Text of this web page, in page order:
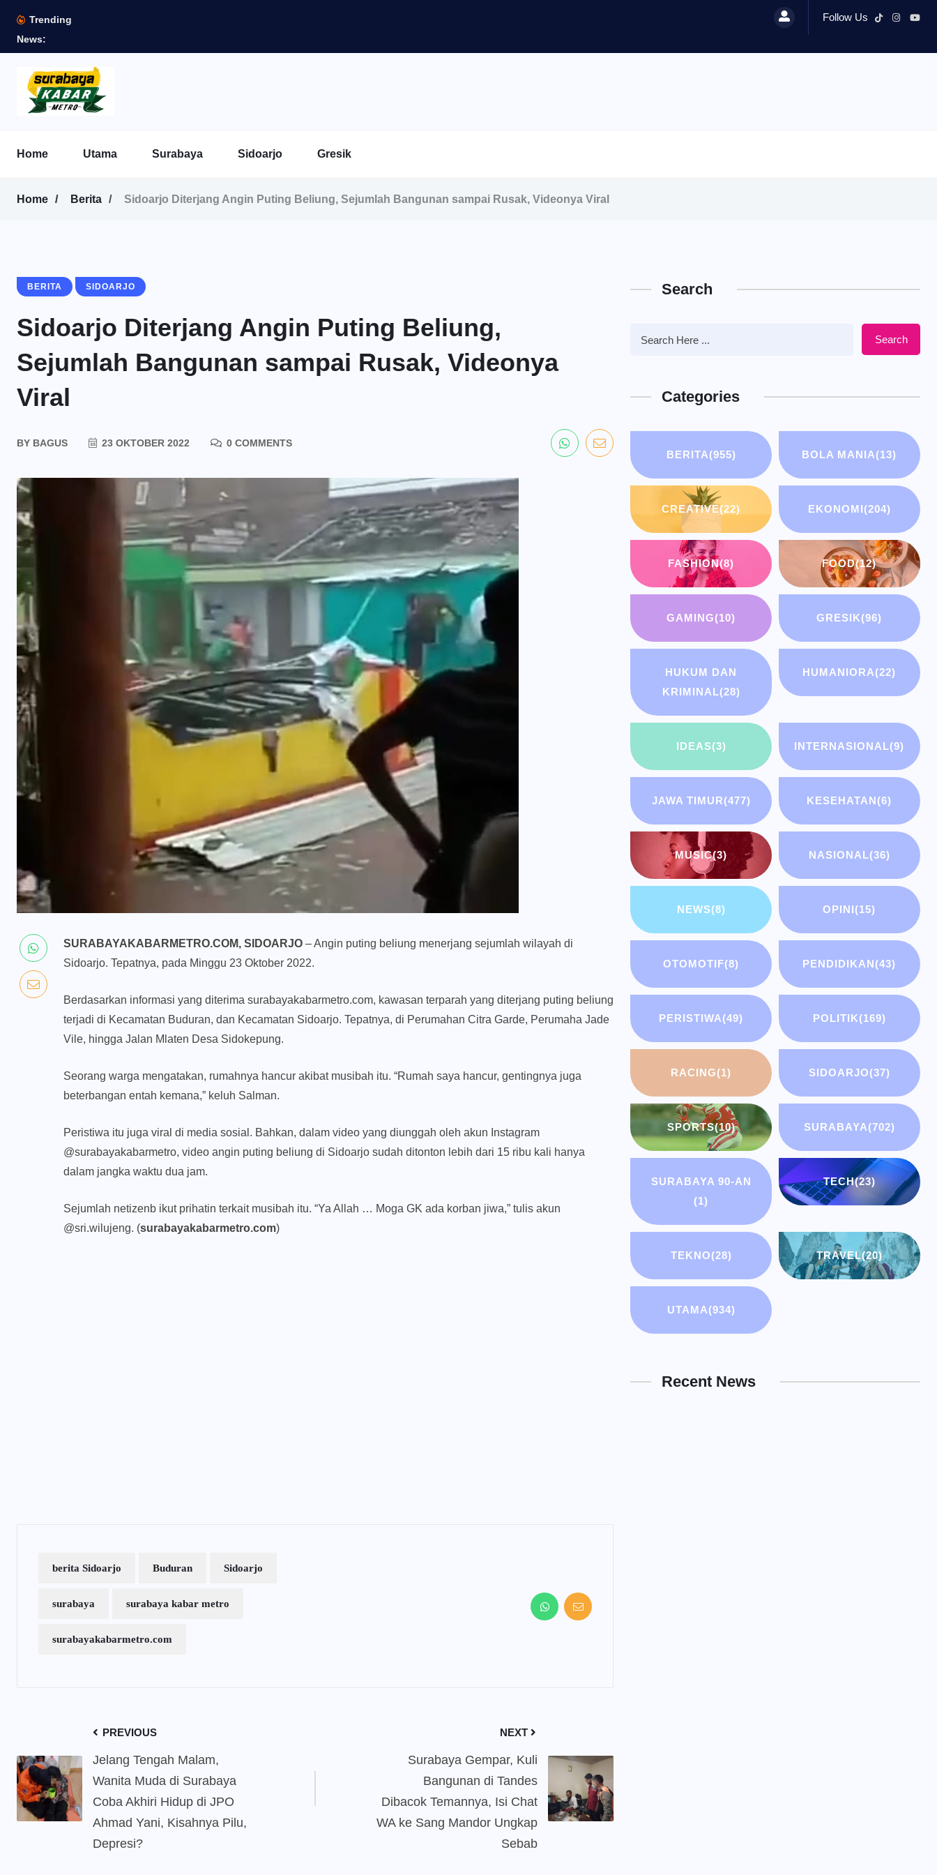
Trending
News:
Follow Us
Home Utama Surabaya Sidoarjo Gresik
Home Berita Sidoarjo Diterjang Angin Puting Beliung, Sejumlah Bangunan sampai Rusak, Videonya Viral
BERITA SIDOARJO
Sidoarjo Diterjang Angin Puting Beliung,
Sejumlah Bangunan sampai Rusak, Videonya
Viral
BY BAGUS 23 OKTOBER 2022 0 COMMENTS
SURABAYAKABARMETRO.COM, SIDOARJO – Angin puting beliung menerjang sejumlah wilayah di
Sidoarjo. Tepatnya, pada Minggu 23 Oktober 2022.
Berdasarkan informasi yang diterima surabayakabarmetro.com, kawasan terparah yang diterjang puting beliung
terjadi di Kecamatan Buduran, dan Kecamatan Sidoarjo. Tepatnya, di Perumahan Citra Garde, Perumaha Jade
Vile, hingga Jalan Mlaten Desa Sidokepung.
Seorang warga mengatakan, rumahnya hancur akibat musibah itu. “Rumah saya hancur, gentingnya juga
beterbangan entah kemana,” keluh Salman.
Peristiwa itu juga viral di media sosial. Bahkan, dalam video yang diunggah oleh akun Instagram
@surabayakabarmetro, video angin puting beliung di Sidoarjo sudah ditonton lebih dari 15 ribu kali hanya
dalam jangka waktu dua jam.
Sejumlah netizenb ikut prihatin terkait musibah itu. “Ya Allah … Moga GK ada korban jiwa,” tulis akun
@sri.wilujeng. (surabayakabarmetro.com)
berita Sidoarjo Buduran Sidoarjo
surabaya surabaya kabar metro
surabayakabarmetro.com
PREVIOUS
Jelang Tengah Malam,
Wanita Muda di Surabaya
Coba Akhiri Hidup di JPO
Ahmad Yani, Kisahnya Pilu,
Depresi?
NEXT
Surabaya Gempar, Kuli
Bangunan di Tandes
Dibacok Temannya, Isi Chat
WA ke Sang Mandor Ungkap
Sebab
Search
Search
Categories
BERITA(955) BOLA MANIA(13)
CREATIVE(22) EKONOMI(204)
FASHION(8) FOOD(12)
GAMING(10) GRESIK(96)
HUKUM DAN
KRIMINAL(28)
HUMANIORA(22)
IDEAS(3) INTERNASIONAL(9)
JAWA TIMUR(477) KESEHATAN(6)
MUSIC(3) NASIONAL(36)
NEWS(8) OPINI(15)
OTOMOTIF(8) PENDIDIKAN(43)
PERISTIWA(49) POLITIK(169)
RACING(1) SIDOARJO(37)
SPORTS(10) SURABAYA(702)
SURABAYA 90-AN
(1)
TECH(23)
TEKNO(28) TRAVEL(20)
UTAMA(934)
Recent News